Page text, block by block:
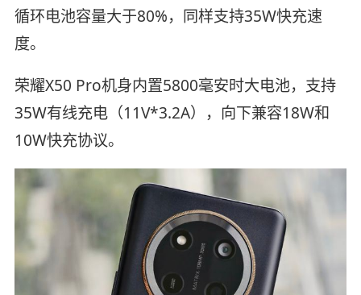
循环电池容量大于80%，同样支持35W快充速
度。
荣耀X50 Pro机身内置5800毫安时大电池，支持
35W有线充电（11V*3.2A），向下兼容18W和
10W快充协议。